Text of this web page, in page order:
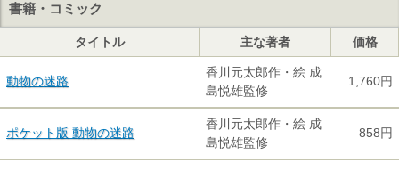
書籍・コミック
タイトル 主な著者 価格
動物の迷路
香川元太郎作・絵 成
島悦雄監修
1,760円
ポケット版 動物の迷路
香川元太郎作・絵 成
島悦雄監修
858円